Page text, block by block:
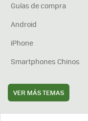
Guías de compra
Android
iPhone
Smartphones Chinos
VER MÁS TEMAS